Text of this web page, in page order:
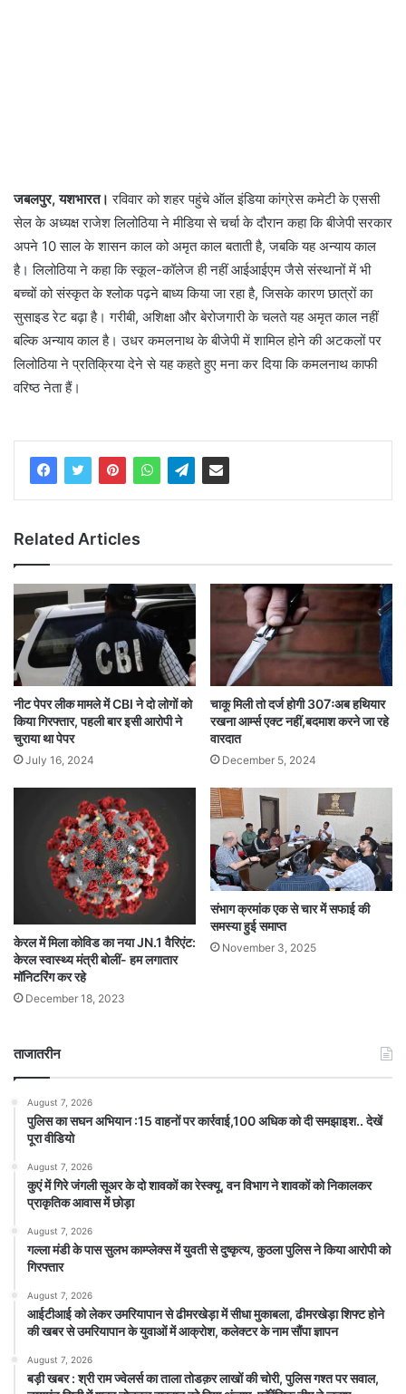
जबलपुर, यशभारत। रविवार को शहर पहुंचे ऑल इंडिया कांग्रेस कमेटी के एससी
सेल के अध्यक्ष राजेश लिलोठिया ने मीडिया से चर्चा के दौरान कहा कि बीजेपी सरकार
अपने 10 साल के शासन काल को अमृत काल बताती है, जबकि यह अन्याय काल
है। लिलोठिया ने कहा कि स्कूल-कॉलेज ही नहीं आईआईएम जैसे संस्थानों में भी
बच्चों को संस्कृत के श्लोक पढ़ने बाध्य किया जा रहा है, जिसके कारण छात्रों का
सुसाइड रेट बढ़ा है। गरीबी, अशिक्षा और बेरोजगारी के चलते यह अमृत काल नहीं
बल्कि अन्याय काल है। उधर कमलनाथ के बीजेपी में शामिल होने की अटकलों पर
लिलोठिया ने प्रतिक्रिया देने से यह कहते हुए मना कर दिया कि कमलनाथ काफी
वरिष्ठ नेता हैं।
Related Articles
नीट पेपर लीक मामले में CBI ने दो लोगों को
किया गिरफ्तार, पहली बार इसी आरोपी ने
चुराया था पेपर
July 16, 2024
चाकू मिली तो दर्ज होगी 307ःअब हथियार
रखना आर्म्स एक्ट नहीं,बदमाश करने जा रहे
वारदात
December 5, 2024
केरल में मिला कोविड का नया JN.1 वैरिएंट:
केरल स्वास्थ्य मंत्री बोलीं- हम लगातार
मॉनिटरिंग कर रहे
December 18, 2023
संभाग क्रमांक एक से चार में सफाई की
समस्या हुई समाप्त
November 3, 2025
ताजातरीन
August 7, 2026
पुलिस का सघन अभियान :15 वाहनों पर कार्रवाई,100 अधिक को दी समझाइश.. देखें
पूरा वीडियो
August 7, 2026
कुएं में गिरे जंगली सूअर के दो शावकों का रेस्क्यू, वन विभाग ने शावकों को निकालकर
प्राकृतिक आवास में छोड़ा
August 7, 2026
गल्ला मंडी के पास सुलभ काम्प्लेक्स में युवती से दुष्कृत्य, कुठला पुलिस ने किया आरोपी को
गिरफ्तार
August 7, 2026
आईटीआई को लेकर उमरियापान से ढीमरखेड़ा में सीधा मुकाबला, ढीमरखेड़ा शिफ्ट होने
की खबर से उमरियापान के युवाओं में आक्रोश, कलेक्टर के नाम सौंपा ज्ञापन
August 7, 2026
बड़ी खबर : श्री राम ज्वेलर्स का ताला तोडक़र लाखों की चोरी, पुलिस गश्त पर सवाल,